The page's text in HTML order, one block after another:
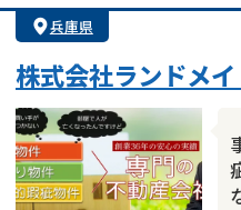
兵庫県
株式会社ランドメイ